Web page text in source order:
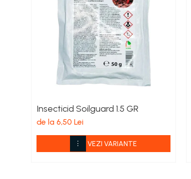
Floarea Soarelui
Soia, Mazăre, Fasole
Lucernă și plante furajere
Viță de vieInsecticid Soilguard 1.5 GR
de la 6,50 Lei
VEZI VARIANTE